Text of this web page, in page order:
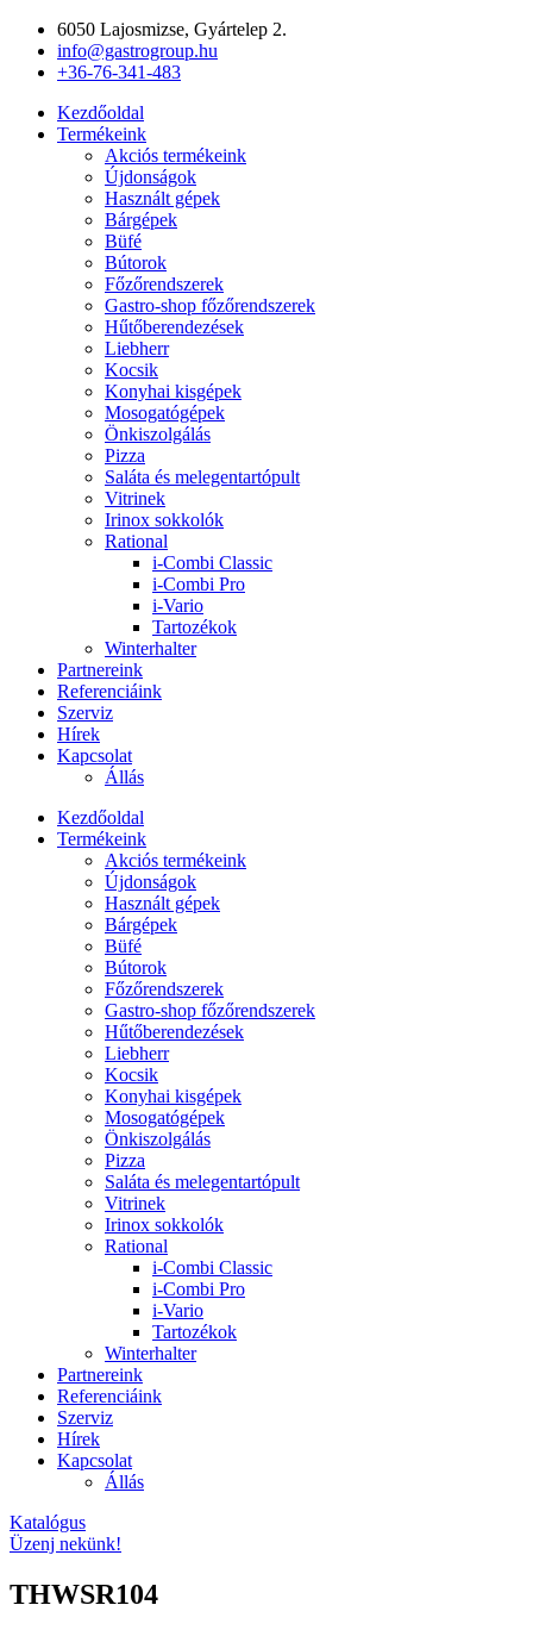
Ugrás
tartalomhoz
6050 Lajosmizse, Gyártelep 2.
info@gastrogroup.hu
+36-76-341-483
Kezdőoldal
Termékeink
Akciós termékeink
Újdonságok
Használt gépek
Bárgépek
Büfé
Bútorok
Főzőrendszerek
Gastro-shop főzőrendszerek
Hűtőberendezések
Liebherr
Kocsik
Konyhai kisgépek
Mosogatógépek
Önkiszolgálás
Pizza
Saláta és melegentartópult
Vitrinek
Irinox sokkolók
Rational
i-Combi Classic
i-Combi Pro
i-Vario
Tartozékok
Winterhalter
Partnereink
Referenciáink
Szerviz
Hírek
Kapcsolat
Állás
Kezdőoldal
Termékeink
Akciós termékeink
Újdonságok
Használt gépek
Bárgépek
Büfé
Bútorok
Főzőrendszerek
Gastro-shop főzőrendszerek
Hűtőberendezések
Liebherr
Kocsik
Konyhai kisgépek
Mosogatógépek
Önkiszolgálás
Pizza
Saláta és melegentartópult
Vitrinek
Irinox sokkolók
Rational
i-Combi Classic
i-Combi Pro
i-Vario
Tartozékok
Winterhalter
Partnereink
Referenciáink
Szerviz
Hírek
Kapcsolat
Állás
Katalógus
Üzenj nekünk!
THWSR104